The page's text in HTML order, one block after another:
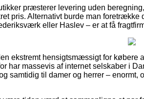
præsterer levering uden
pris. Alternativt burde man
eller Haslev – er at få
ekstremt hensigtsmæssigt for købere
har massevis af internet selskaber i
samtidig til damer og herrer –